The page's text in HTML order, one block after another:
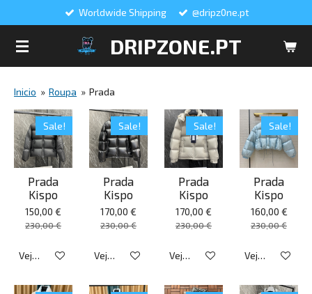
DRIPZONE.PT
Worldwide Shipping @dripz0ne.pt
Inicio » Roupa » Prada
Sale!
Prada
Kispo
150,00 €
230,00 €
Veja detalhes
Sale!
Prada
Kispo
170,00 €
230,00 €
Veja detalhes
Sale!
Prada
Kispo
170,00 €
230,00 €
Veja detalhes
Sale!
Prada
Kispo
160,00 €
230,00 €
Veja detalhes